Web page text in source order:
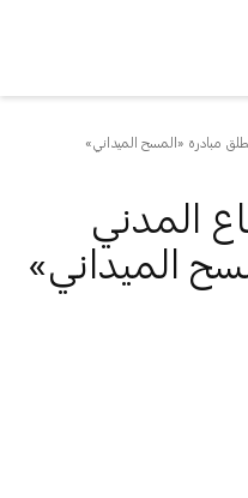
مبادرة «المسح الميداني»
المدني
الميداني»